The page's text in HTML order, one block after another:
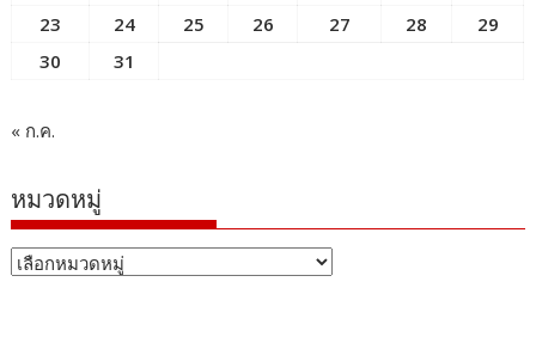
23
24 25 26 27 28
29
30
31
« ก.ค.
หมวดหมู่
หมวด